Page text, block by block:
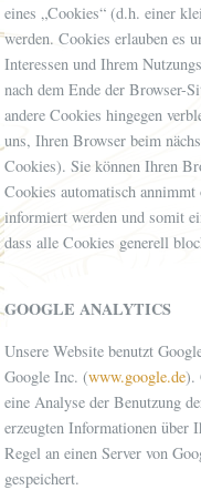
eines „Cookies“ (d.h. einer
werden. Cookies erlauben es
Interessen und Ihrem
nach dem Ende der Browser-
andere Cookies hingegen
uns, Ihren Browser beim
Cookies). Sie können Ihren
Cookies automatisch annimmt
informiert werden und somit
dass alle Cookies generell
GOOGLE ANALYTICS
Unsere Website benutzt
Google Inc. (www.google.de).
eine Analyse der Benutzung
erzeugten Informationen über
Regel an einen Server von
gespeichert.